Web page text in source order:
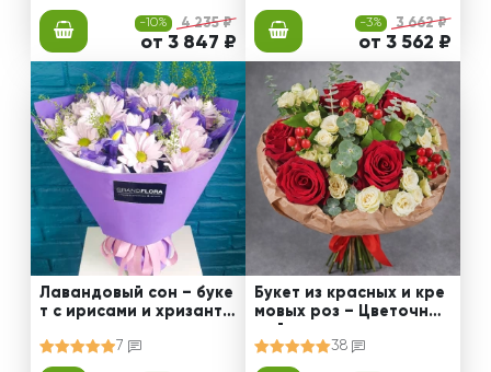
-10% 4 235 ₽
от 3 847 ₽
-3% 3 662 ₽
от 3 562 ₽
Лавандовый сон – буке
т с ирисами и хризанте
7
Букет из красных и кре
мовых роз – Цветочный
38